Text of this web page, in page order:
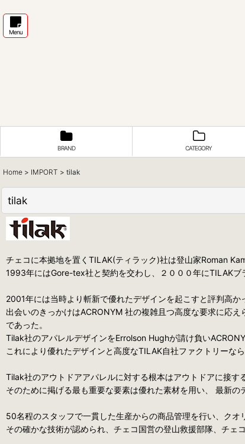
Menu
BRAND CATEGORY
Home > IMPORT > tilak
tilak
チェコに本拠地を置くTILAK(ティラック)社は登山家Roman
1993年にはGore-tex社と契約を交わし、２０００年にTILAKブ
2001年には当時より斬新で優れたデザインを起こすと評判高か
出会いのきっかけはACRONYM 社の複雑且つ高度な要求に応
であった。
Tilak社のアパレルデザインをErrolson Hughが請け負い
これにより優れたデザインと高度なTILAK自社ファクトリーな
Tilak社のアウトドアアパレルに対する根本はアウトドアに接す
そのために掲げる最も重要な要素は優れた素材を用い、 最新の
50名程のスタッフで一貫した生産からの商品管理を行い、クオ
その確かな技術が認められ、チェコ国営の登山救援部隊、チェ